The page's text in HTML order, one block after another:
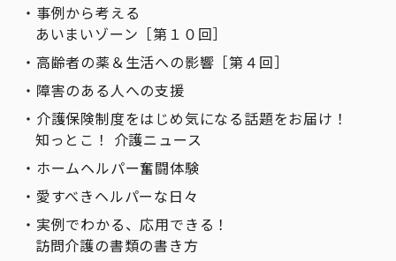
事例から考える
あいまいゾーン［第１０回］
高齢者の薬＆生活への影響［第４回］
障害のある人への支援
介護保険制度をはじめ気になる話題をお届け！
知っとこ！ 介護ニュース
ホームヘルパー奮闘体験
愛すべきヘルパーな日々
実例でわかる、応用できる！
訪問介護の書類の書き方